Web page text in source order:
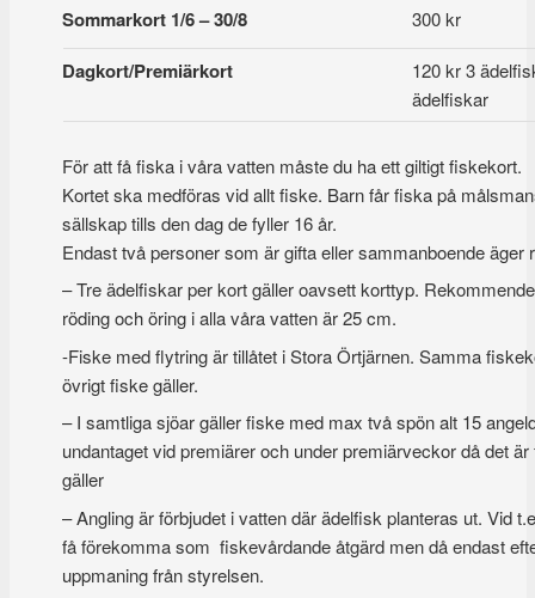
Sommarkort 1/6 – 30/8 300 kr
Dagkort/Premiärkort
120 kr 3
ädelfiskar
För att få fiska i våra vatten måste du ha ett giltigt fiskekort.
Kortet ska medföras vid allt fiske. Barn får fiska på
sällskap tills den dag de fyller 16 år.
Endast två personer som är gifta eller sammanboende äger
– Tre ädelfiskar per kort gäller oavsett korttyp.
röding och öring i alla våra vatten är 25 cm.
-Fiske med flytring är tillåtet i Stora Örtjärnen. Samma
övrigt fiske gäller.
– I samtliga sjöar gäller fiske med max två spön alt 15
undantaget vid premiärer och under premiärveckor då det
gäller
– Angling är förbjudet i vatten där ädelfisk planteras ut. Vid
få förekomma som fiskevårdande åtgärd men då endast
uppmaning från styrelsen.